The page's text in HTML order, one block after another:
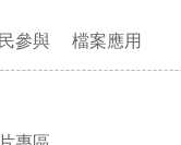
參與 檔案應用